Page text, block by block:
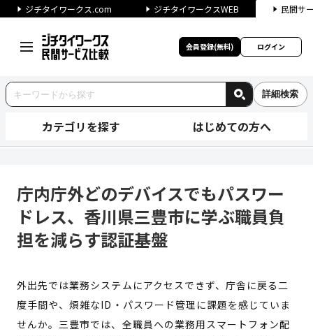
ジチタイワークス.com ジチタイワークスWEB 民間サ
会員登録(無料) ログイン
詳細検索
カテゴリを探す はじめての方へ
庁内庁外どのデバイスでもパスワー
ドレス、香川県三豊市に学ぶ職員負
担を減らす認証基盤
外出先では業務システムにアクセスできず、庁舎に戻る二
度手間や、煩雑なID・パスワード管理に課題を感じていま
せんか。三豊市では、全職員への業務用スマートフォン配